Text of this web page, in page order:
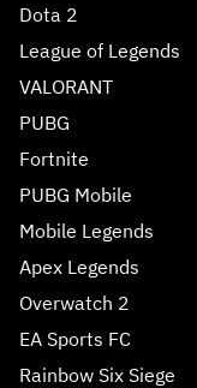
Dota 2
League of Legends
VALORANT
PUBG
Fortnite
PUBG Mobile
Mobile Legends
Apex Legends
Overwatch 2
EA Sports FC
Rainbow Six Siege